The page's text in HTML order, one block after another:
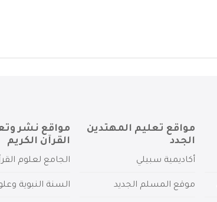
مواقع تعليم المهتدين
الجدد
أكاديمية سبيلي
موقع المسلم الجديد
مواقع نشر
القرآن الكريم
الجامع لعلوم
السنة النبوية